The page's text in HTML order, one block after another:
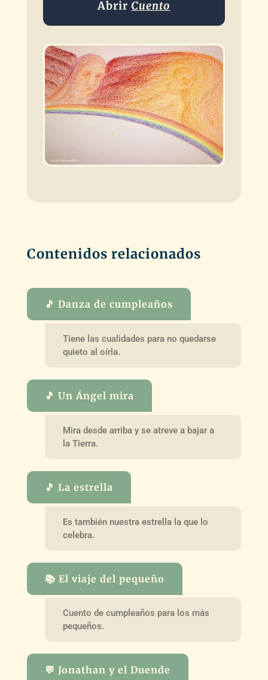
Abrir Cuento
Contenidos relacionados
🎵 Danza de cumpleaños
Tiene las cualidades para no quedarse
quieto al oírla.
🎵 Un Ángel mira
Mira desde arriba y se atreve a bajar a
la Tierra.
🎵 La estrella
Es también nuestra estrella la que lo
celebra.
📚 El viaje del pequeño
Cuento de cumpleaños para los más
pequeños.
💬 Jonathan y el Duende